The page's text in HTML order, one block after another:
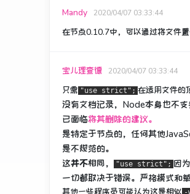
Mandy 2020/04/07 03:33:44
在节点0.10.7中，可以通过将文件
宝儿理查德 2020/04/07 03:33:44
只需 "use strict"; 在适用文件的
没有文档记录，Node本身也不支
已面临将其删除的建议。
是特定于节点的，任何其他
是不规范的。
这并不相同， "use strict"; 因
一切都取决于错误。 严格模式和
-